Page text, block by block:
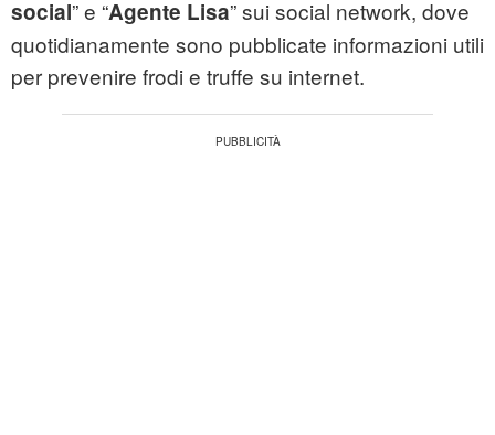
social” e “Agente Lisa” sui social network, dove
quotidianamente sono pubblicate informazioni utili
per prevenire frodi e truffe su internet.